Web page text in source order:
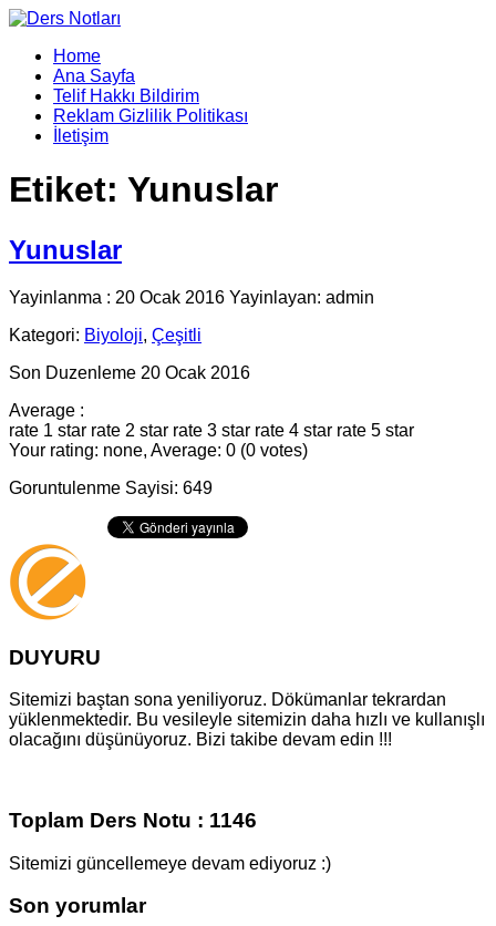
Home
Ana Sayfa
Telif Hakkı Bildirim
Reklam Gizlilik Politikası
İletişim
Etiket: Yunuslar
Yunuslar
Yayinlanma : 20 Ocak 2016 Yayinlayan: admin
Kategori: Biyoloji, Çeşitli
Son Duzenleme 20 Ocak 2016
Average :
rate 1 star rate 2 star rate 3 star rate 4 star rate 5 star
Your rating: none, Average: 0 (0 votes)
Goruntulenme Sayisi: 649
DUYURU
Sitemizi baştan sona yeniliyoruz. Dökümanlar tekrardan
yüklenmektedir. Bu vesileyle sitemizin daha hızlı ve kullanışlı
olacağını düşünüyoruz. Bizi takibe devam edin !!!
Toplam Ders Notu : 1146
Sitemizi güncellemeye devam ediyoruz :)
Son yorumlar